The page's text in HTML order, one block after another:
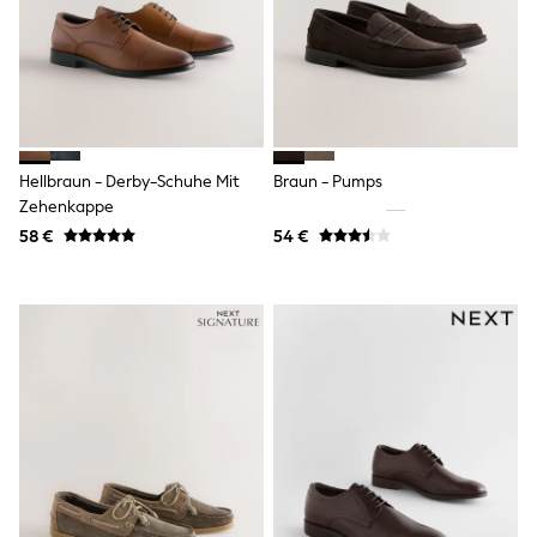
Skechers
Sunglasses
GIRLS
Trending: Top & Short Sets
Trending: Clogs
Toy Story
THE SET
116 - 134cm
Knitwear
Trousers & Leggings
Sets & Outfits
Hellbraun - Derby-Schuhe Mit
Zehenkappe
58 €
Braun - Pumps
54 €